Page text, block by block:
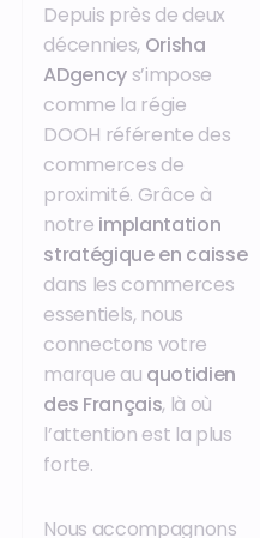
Depuis près de deux
décennies, Orisha
ADgencys’impose
comme la régie
DOOH référente des
commerces de
proximité. Grâce à
notre implantation
stratégique en caisse
dans les commerces
essentiels, nous
connectons votre
marque au quotidien
des Français, là où
l’attention est la plus
forte.
Nous accompagnons